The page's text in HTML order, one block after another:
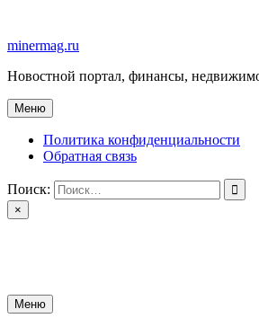
содержимому
minermag.ru
Новостной портал, финансы,
Меню
Политика конфиденциальности
Обратная связь
Поиск:
×
Меню